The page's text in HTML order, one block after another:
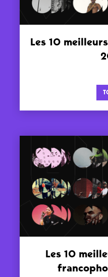
Les 10
Les 10